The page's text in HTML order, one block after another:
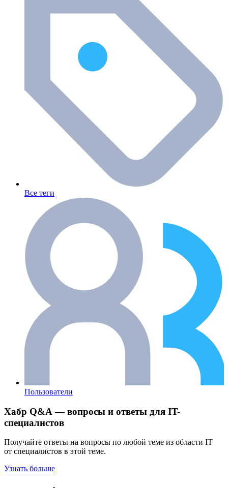
Все теги
Пользователи
Хабр Q&A — вопросы и ответы для IT-
специалистов
Получайте ответы на вопросы по любой теме из области IT
от специалистов в этой теме.
Узнать больше